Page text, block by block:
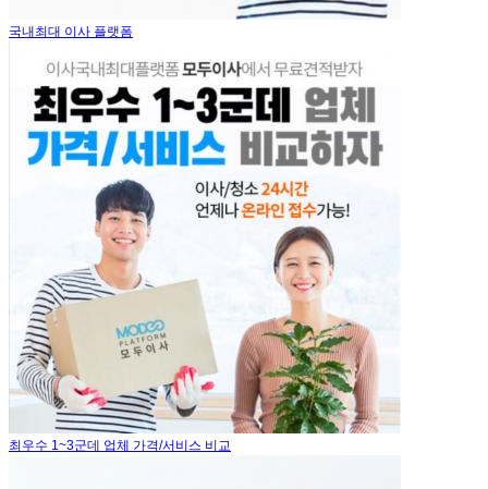
국내최대 이사 플랫폼
최우수 1~3군데 업체 가격/서비스 비교